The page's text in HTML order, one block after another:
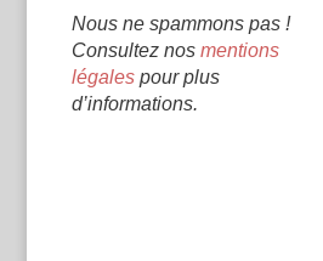
Nous ne spammons pas !
Consultez nos mentions
légalespour plus
d’informations.